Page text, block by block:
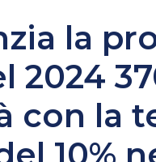
la
2024
con la